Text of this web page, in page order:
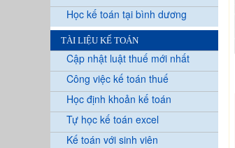
Học kế toán tại bình dương
TÀI LIỆU KẾ TOÁN
Cập nhật luật thuế mới nhất
Công việc kế toán thuế
Học định khoản kế toán
Tự học kế toán excel
Kế toán với sinh viên